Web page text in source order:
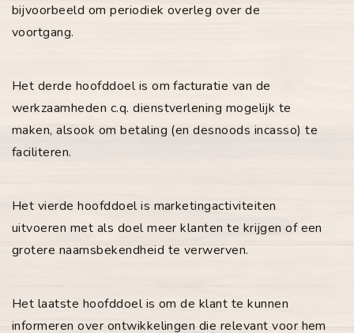
bijvoorbeeld om periodiek overleg over de
voortgang.
Het derde hoofddoel is om facturatie van de
werkzaamheden c.q. dienstverlening mogelijk te
maken, alsook om betaling (en desnoods incasso) te
faciliteren.
Het vierde hoofddoel is marketingactiviteiten
uitvoeren met als doel meer klanten te krijgen of een
grotere naamsbekendheid te verwerven.
Het laatste hoofddoel is om de klant te kunnen
informeren over ontwikkelingen die relevant voor hem